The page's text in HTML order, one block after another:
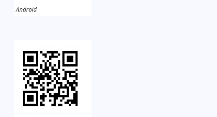
Android